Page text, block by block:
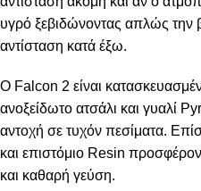
υγρό ξεβιδώνοντας απλώς την
αντίσταση κατά έξω.
O Falcon 2 είναι
ανοξείδωτο ατσάλι και γυαλί
αντοχή σε τυχόν πεσίματα.
και επιστόμιο Resin
και καθαρή γεύση.